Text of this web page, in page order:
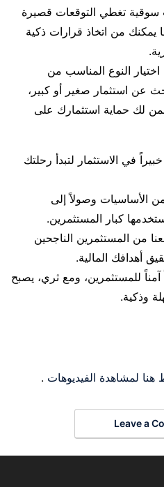
سوقية تغطي التوقعات قصيرة
يمكنك من اتخاذ قرارات ذكية
النوع المناسب من
عن استثمار صغير أو كبير،
لك حماية استثمارك على
في الاستثمار لتبدأ رحلتك
الأساسيات وصولاً إلى
كبار المستثمرين.
من المستثمرين الناجحين
أهدافك المالية.
للمستثمرين، ومع ثري، يصبح
وذكية.
لمشاهدة الفيديوهات .
Leave a